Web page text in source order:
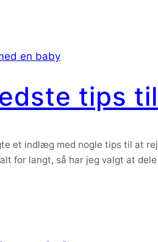
tips
et indlæg med nogle tips til at
for langt, så har jeg valgt at